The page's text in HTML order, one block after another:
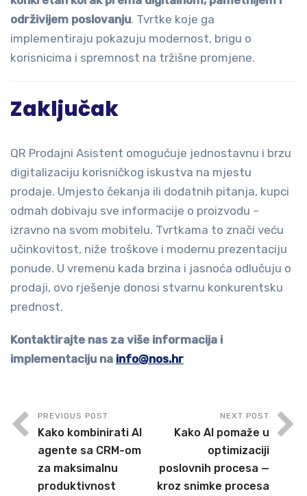
održivijem poslovanju. Tvrtke koje ga
implementiraju pokazuju modernost, brigu o
korisnicima i spremnost na tržišne promjene.
Zaključak
QR Prodajni Asistent omogućuje jednostavnu i brzu
digitalizaciju korisničkog iskustva na mjestu
prodaje. Umjesto čekanja ili dodatnih pitanja, kupci
odmah dobivaju sve informacije o proizvodu –
izravno na svom mobitelu. Tvrtkama to znači veću
učinkovitost, niže troškove i modernu prezentaciju
ponude. U vremenu kada brzina i jasnoća odlučuju o
prodaji, ovo rješenje donosi stvarnu konkurentsku
prednost.
Kontaktirajte nas za više informacija i
implementaciju na info@nos.hr
PREVIOUS POST
Kako kombinirati AI
agente sa CRM-om
za maksimalnu
produktivnost
NEXT POST
Kako AI pomaže u
optimizaciji
poslovnih procesa —
kroz snimke procesa